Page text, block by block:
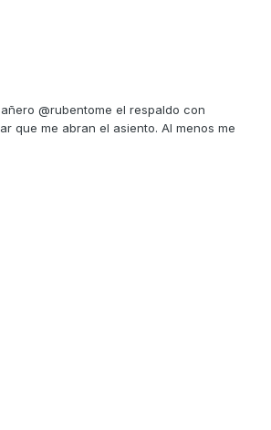
@rubentome el respaldo con
que me abran el asiento. Al menos me